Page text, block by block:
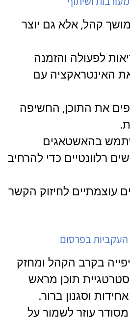
קהל, אלא גם יוצר
לפעולה והזמנה
האינטראקציה עם
את התוכן, החשיפה
בהאשטאגים
רלוונטיים כדי להרחיב
עוצמתיים לחיזוק הקשר
בפרסום
בקרב הקהל ומחזק
תוכן מראש
וסגנון ברור.
עוזר לשמור על